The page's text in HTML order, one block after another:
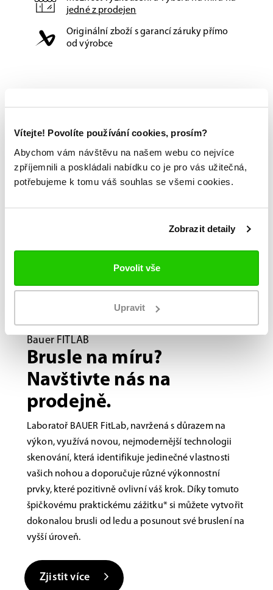
Vítejte! Povolíte používání cookies, prosím?
Abychom vám návštěvu na našem webu co nejvíce
zpříjemnili a poskládali nabídku co je pro vás užitečná,
potřebujeme k tomu váš souhlas se všemi cookies.
Zobrazit detaily
Povolit vše
Upravit
jedné z prodejen
Originální zboží s garancí záruky přímo
od výrobce
Bauer FITLAB
Brusle na míru?
Navštivte nás na
prodejně.
Laboratoř BAUER FitLab, navržená s důrazem na
výkon, využívá novou, nejmodernější technologii
skenování, která identifikuje jedinečné vlastnosti
vašich nohou a doporučuje různé výkonnostní
prvky, které pozitivně ovlivní váš krok. Díky tomuto
špičkovému praktickému zážitku* si můžete vytvořit
dokonalou brusli od ledu a posunout své bruslení na
vyšší úroveň.
Zjistit více